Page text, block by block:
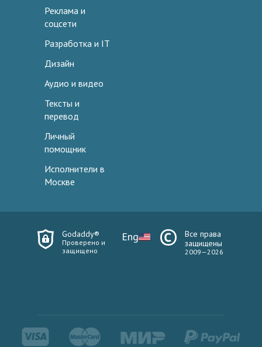
Реклама и
соцсети
Разработка и IT
Дизайн
Аудио и видео
Тексты и
перевод
Личный
помощник
Исполнители в
Москве
Godaddy®
Проверено и
защищено
Eng
Все права
защищены
2009—2026